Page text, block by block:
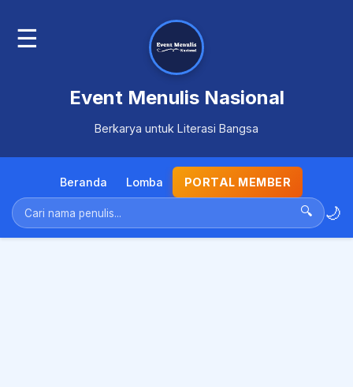
☰
Event Menulis Nasional
Berkarya untuk Literasi Bangsa
Beranda Lomba PORTAL MEMBER
🔍 🌙